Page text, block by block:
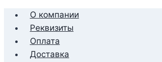
Перейти
содержимому
О компании
Реквизиты
Оплата
Доставка